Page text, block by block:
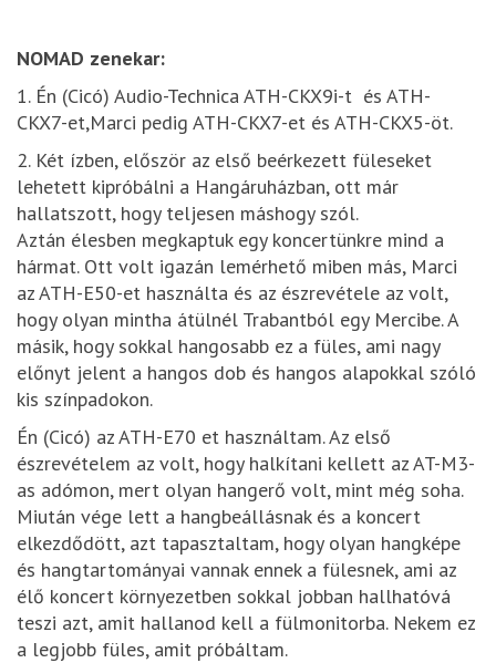
NOMAD zenekar:
1. Én (Cicó) Audio-Technica ATH-CKX9i-t és ATH-
CKX7-et,Marci pedig ATH-CKX7-et és ATH-CKX5-öt.
2. Két ízben, először az első beérkezett füleseket
lehetett kipróbálni a Hangáruházban, ott már
hallatszott, hogy teljesen máshogy szól.
Aztán élesben megkaptuk egy koncertünkre mind a
hármat. Ott volt igazán lemérhető miben más, Marci
az ATH-E50-et használta és az észrevétele az volt,
hogy olyan mintha átülnél Trabantból egy Mercibe. A
másik, hogy sokkal hangosabb ez a füles, ami nagy
előnyt jelent a hangos dob és hangos alapokkal szóló
kis színpadokon.
Én (Cicó) az ATH-E70 et használtam. Az első
észrevételem az volt, hogy halkítani kellett az AT-M3-
as adómon, mert olyan hangerő volt, mint még soha.
Miután vége lett a hangbeállásnak és a koncert
elkezdődött, azt tapasztaltam, hogy olyan hangképe
és hangtartományai vannak ennek a fülesnek, ami az
élő koncert környezetben sokkal jobban hallhatóvá
teszi azt, amit hallanod kell a fülmonitorba. Nekem ez
a legjobb füles, amit próbáltam.